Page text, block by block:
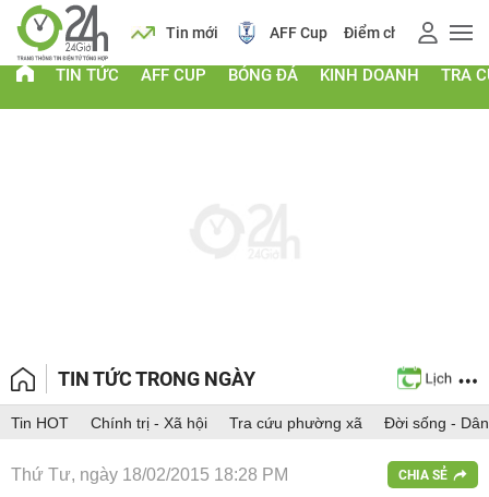
Tin mới AFF Cup Điểm chuẩn 2026 Giá vàng
TIN TỨC AFF CUP BÓNG ĐÁ KINH DOANH TRA
TIN TỨC TRONG NGÀY
Tin HOT Chính trị - Xã hội Tra cứu phường xã Đời sống -
Thứ Tư, ngày 18/02/2015 18:28 PM CHIA SẺ